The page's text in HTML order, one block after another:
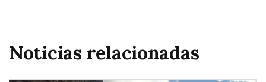
Noticias relacionadas